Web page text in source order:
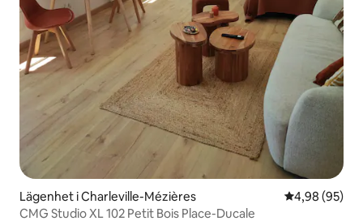
Lägenhet i Charleville-Mézières 4,98 av 5 i
4,98 (95)
CMG Studio XL 102 Petit Bois Place-Ducale